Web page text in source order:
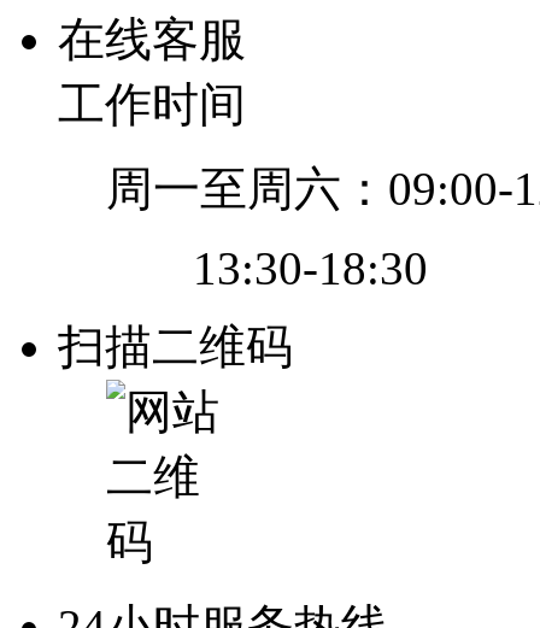
在线客服
工作时间
周一至周六：09:00-
13:30-18:30
扫描二维码